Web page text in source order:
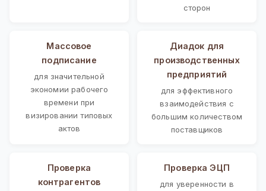
сторон
Массовое
подписание
для значительной
экономии рабочего
времени при
визировании типовых
актов
Диадок для
производственных
предприятий
для эффективного
взаимодействия с
большим количеством
поставщиков
Проверка
контрагентов
Проверка ЭЦП
для уверенности в